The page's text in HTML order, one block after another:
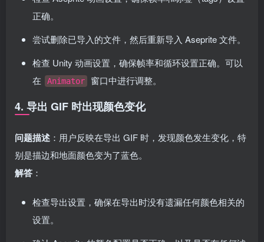
正确。
尝试删除已导入的文件，然后重新导入 Aseprite 文件。
检查 Unity 动画设置，确保帧率和循环设置正确。可以
在
Animator 窗口中进行调整。
4. 导出 GIF 时出现颜色变化
问题描述 ：用户反映在导出 GIF 时，发现颜色发生变化，特
别是描边和地面颜色变为了蓝色。
解答 ：
检查导出设置，确保在导出时没有遗漏任何颜色相关的
设置。